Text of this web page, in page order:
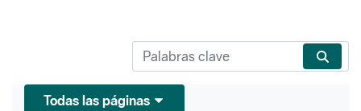
Todas las páginas